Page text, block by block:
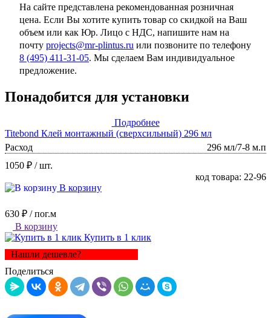
На сайте представлена рекомендованная розничная
цена. Если Вы хотите купить товар со скидкой на Ваш
объем или как Юр. Лицо с НДС, напишите нам на
почту projects@mr-plintus.ru или позвоните по телефону
8 (495) 411-31-05. Мы сделаем Вам индивидуальное
предложение.
Понадобится для установки
Подробнее
Titebond Клей монтажный (сверхсильный) 296 мл
Расход
296 мл/7-8 м.п
1050 ₽ / шт.
код товара: 22-96
В корзину
630 ₽ / пог.м
В корзину
Купить в 1 клик
Нашли дешевле?
Поделиться